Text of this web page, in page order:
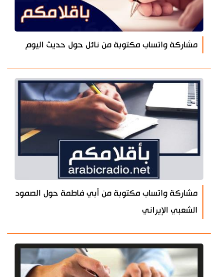
مشاركة واتساب مكتوبة من نائل حول حديث اليوم
مشاركة واتساب مكتوبة من أبي فاطمة حول الصمود
الشعبي الإيراني